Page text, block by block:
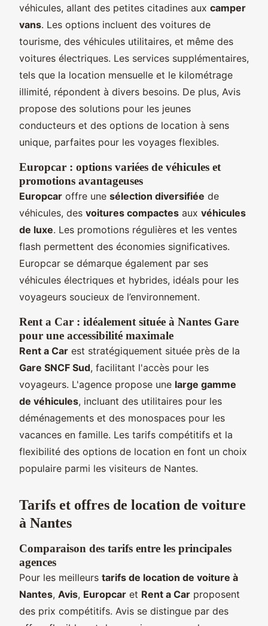
véhicules, allant des petites citadines aux camper
vans. Les options incluent des voitures de
tourisme, des véhicules utilitaires, et même des
voitures électriques. Les services supplémentaires,
tels que la location mensuelle et le kilométrage
illimité, répondent à divers besoins. De plus, Avis
propose des solutions pour les jeunes
conducteurs et des options de location à sens
unique, parfaites pour les voyages flexibles.
Europcar : options variées de véhicules et
promotions avantageuses
Europcar offre une sélection diversifiée de
véhicules, des voitures compactes aux véhicules
de luxe. Les promotions régulières et les ventes
flash permettent des économies significatives.
Europcar se démarque également par ses
véhicules électriques et hybrides, idéals pour les
voyageurs soucieux de l’environnement.
Rent a Car : idéalement située à Nantes Gare
pour une accessibilité maximale
Rent a Car est stratégiquement située près de la
Gare SNCF Sud, facilitant l'accès pour les
voyageurs. L'agence propose une large gamme
de véhicules, incluant des utilitaires pour les
déménagements et des monospaces pour les
vacances en famille. Les tarifs compétitifs et la
flexibilité des options de location en font un choix
populaire parmi les visiteurs de Nantes.
Tarifs et offres de location de voiture
à Nantes
Comparaison des tarifs entre les principales
agences
Pour les meilleurs tarifs de location de voiture à
Nantes, Avis, Europcar et Rent a Car proposent
des prix compétitifs. Avis se distingue par des